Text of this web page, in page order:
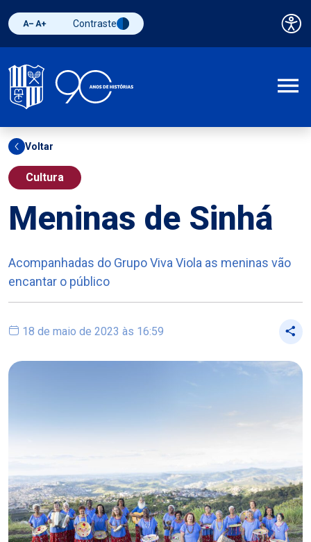
Diminuir fonte
Aumentar fonteAlternar contraste
Contraste
Voltar
Cultura
Meninas de Sinhá
Acompanhadas do Grupo Viva Viola as meninas vão
encantar o público
18 de maio de 2023 às 16:59